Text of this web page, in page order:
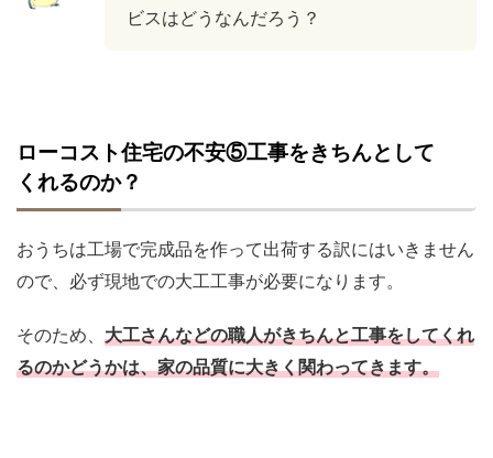
ビスはどうなんだろう？
ローコスト住宅の不安⑤工事をきちんとして
くれるのか？
おうちは工場で完成品を作って出荷する訳にはいきません
ので、必ず現地での大工工事が必要になります。
そのため、 大工さんなどの職人がきちんと工事をしてくれ
るのかどうかは、家の品質に大きく関わってきます。